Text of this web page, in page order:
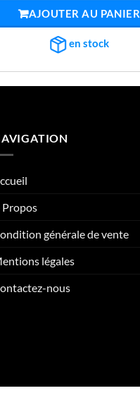
AJOUTER AU PANIER
en stock
Propos
générale de vente
légales
nous